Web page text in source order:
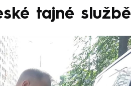
tajné službě